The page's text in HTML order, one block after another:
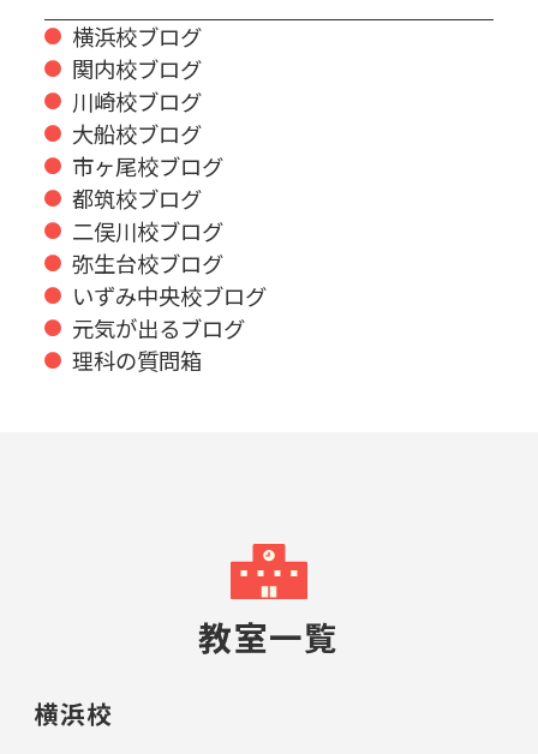
横浜校ブログ
関内校ブログ
川崎校ブログ
大船校ブログ
市ヶ尾校ブログ
都筑校ブログ
二俣川校ブログ
弥生台校ブログ
いずみ中央校ブログ
元気が出るブログ
理科の質問箱
教室一覧
横浜校